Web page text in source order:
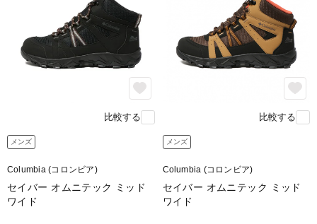
比較する
メンズ
Columbia (コロンビア)
セイバー オムニテック ミッド
ワイド
比較する
メンズ
Columbia (コロンビア)
セイバー オムニテック ミッド
ワイド